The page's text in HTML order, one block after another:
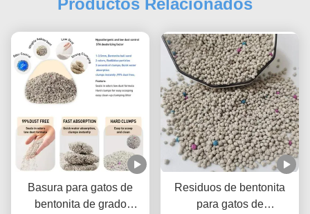
Productos Relacionados
Basura para gatos de
bentonita de grado
Residuos de bentonita
para gatos de